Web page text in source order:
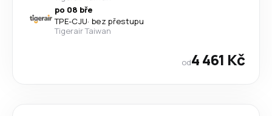
po 08 bře
TPE-CJU· bez přestupu
Tigerair Taiwan
od4 461 Kč